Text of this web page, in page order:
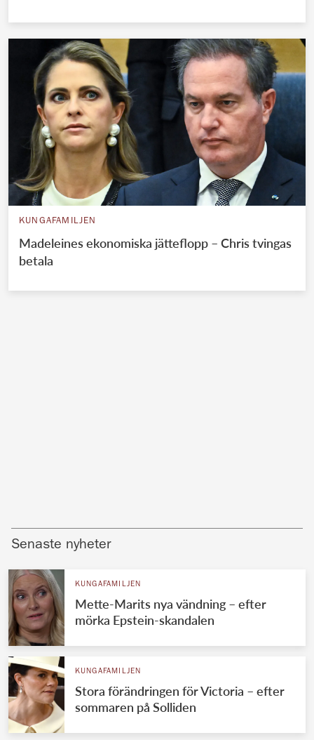
KUNGAFAMILJEN
Madeleines ekonomiska jätteflopp – Chris tvingas
betala
Senaste nyheter
KUNGAFAMILJEN
Mette-Marits nya vändning – efter
mörka Epstein-skandalen
KUNGAFAMILJEN
Stora förändringen för Victoria – efter
sommaren på Solliden